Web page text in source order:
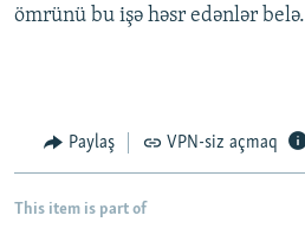
ömrünü bu işə həsr edənlər belə.
Paylaş VPN-siz açmaq
This item is part of